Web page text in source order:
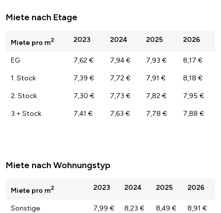
Miete nach Etage
Miete pro m2 2023 2024 2025 2026
EG 7,62 € 7,94 € 7,93 € 8,17 €
1. Stock 7,39 € 7,72 € 7,91 € 8,18 €
2. Stock 7,30 € 7,73 € 7,82 € 7,95 €
3.+ Stock 7,41 € 7,63 € 7,78 € 7,88 €
Miete nach Wohnungstyp
Miete pro m2 2023 2024 2025 2026
Sonstige 7,99 € 8,23 € 8,49 € 8,91 €